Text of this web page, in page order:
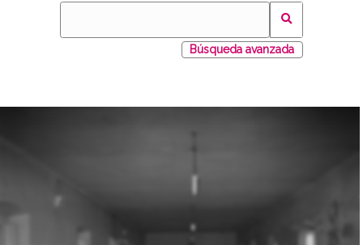
Búsqueda avanzada